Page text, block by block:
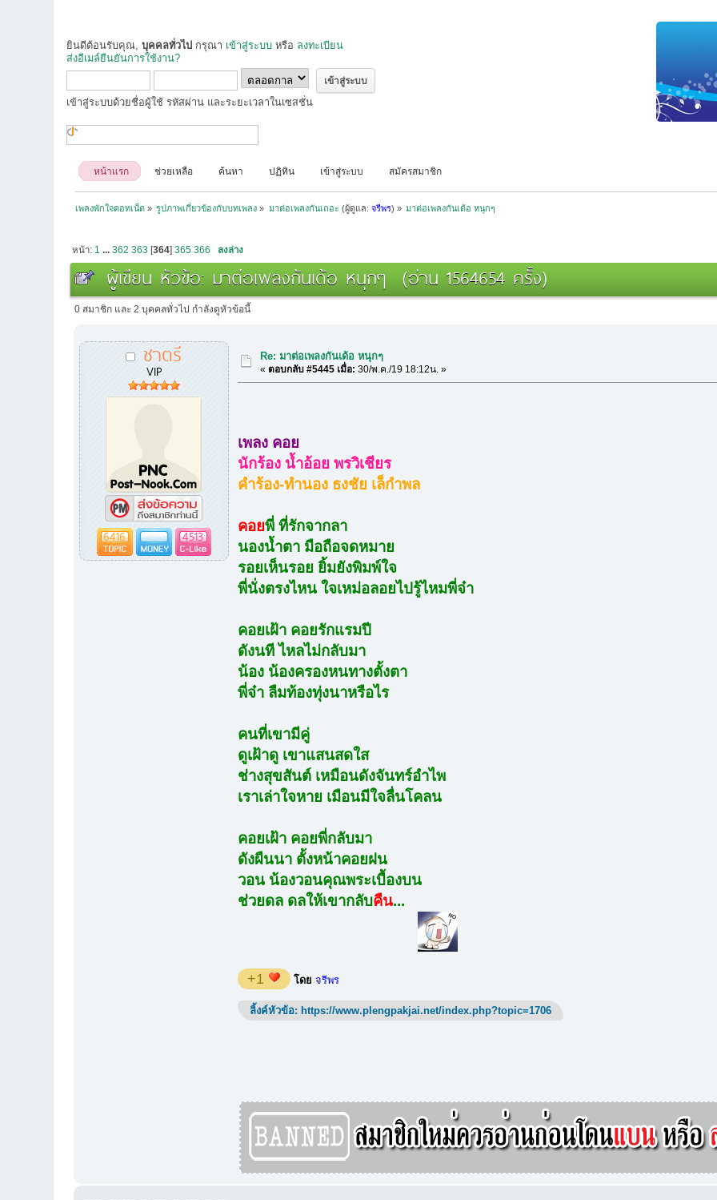
ยินดีต้อนรับคุณ,บุคคลทั่วไป กรุณา เข้าสู่ระบบ หรือ ลงทะเบียน
ส่งอีเมล์ยืนยันการใช้งาน?
เข้าสู่ระบบด้วยชื่อผู้ใช้ รหัสผ่าน และระยะเวลาในเซสชั่น
หน้าแรก ช่วยเหลือ ค้นหา ปฏิทิน เข้าสู่ระบบ สมัครสมาชิก
เพลงพักใจดอทเน็ต» รูปภาพเกี่ยวข้องกับบทเพลง » มาต่อเพลงกันเถอะ (ผู้ดูแล: จรีพร) » มาต่อเพลงกันเด้อ หนุกๆ
หน้า: 1 ... 362 363 [364] 365 366 ลงล่าง
ผู้เขียน หัวข้อ: มาต่อเพลงกันเด้อ หนุกๆ (อ่าน 1564654 ครั้ง)
0 สมาชิก และ 2 บุคคลทั่วไป กำลังดูหัวข้อนี้
ชาตรี
VIP
6416 4513
Re: มาต่อเพลงกันเด้อ หนุกๆ
«ตอบกลับ #5445 เมื่อ: 30/พ.ค./19 18:12น. »
เพลง คอย
นักร้อง น้ำอ้อย พรวิเชียร
คำร้อง-ทำนอง ธงชัย เล็กำพล
คอยพี่ ที่รักจากลา
นองน้ำตา มือถือจดหมาย
รอยเห็นรอย ยิ้มยังพิมพ์ใจ
พี่นั่งตรงไหน ใจเหม่อลอยไปรู้ไหมพี่จ๋า
คอยเฝ้า คอยรักแรมปี
ดังนที ไหลไม่กลับมา
น้อง น้องครองหนทางตั้งตา
พี่จ๋า ลืมท้องทุ่งนาหรือไร
คนที่เขามีคู่
ดูเฝ้าดู เขาแสนสดใส
ช่างสุขสันต์ เหมือนดังจันทร์อำไพ
เราเล่าใจหาย เมือนมีใจลื่นโคลน
คอยเฝ้า คอยพี่กลับมา
ดังผืนนา ตั้งหน้าคอยฝน
วอน น้องวอนคุณพระเบื้องบน
ช่วยดล ดลให้เขากลับคืน...
+1 โดย จรีพร
ลิ้งค์หัวข้อ: https://www.plengpakjai.net/index.php?topic=1706